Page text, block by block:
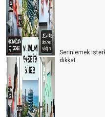
Serinlemek
dikkat